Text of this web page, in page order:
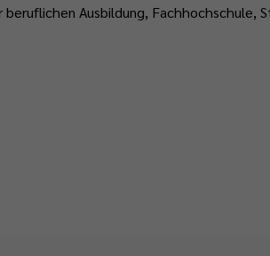
Ausbildung, Fachhochschule,